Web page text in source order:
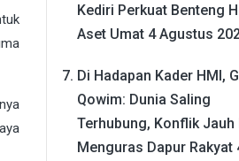
Kediri Perkuat Benteng
Aset Umat 4 Agustus
Di Hadapan Kader HMI,
Qowim: Dunia Saling
Terhubung, Konflik Jauh
Menguras Dapur Rakyat